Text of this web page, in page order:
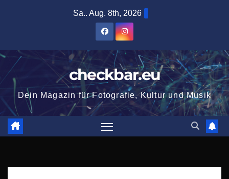
Sa.. Aug. 8th, 2026
checkbar.eu
Dein Magazin für Fotografie, Kultur und Musik